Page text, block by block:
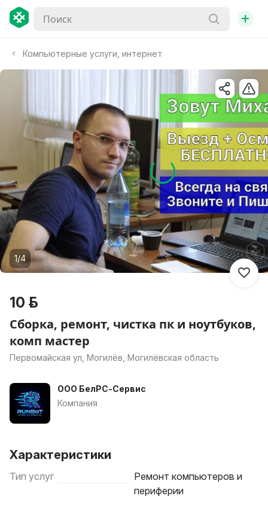
+
Компьютерные услуги, интернет
1/4
10 р.
Сборка, ремонт, чистка пк и ноутбуков,
комп мастер
Первомайская ул, Могилёв, Могилёвская область
ООО БелРС-Сервис
Компания
Характеристики
Тип услуг
Ремонт компьютеров и
периферии